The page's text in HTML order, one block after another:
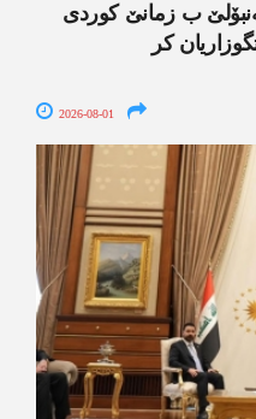
ب زمانێ کوردی
کر
2026-08-01